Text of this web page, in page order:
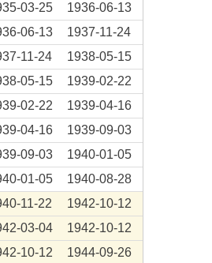
03-25
1936-06-13
06-13
1937-11-24
11-24
1938-05-15
05-15
1939-02-22
02-22
1939-04-16
04-16
1939-09-03
09-03
1940-01-05
01-05
1940-08-28
11-22
1942-10-12
03-04
1942-10-12
10-12 1944-09-26